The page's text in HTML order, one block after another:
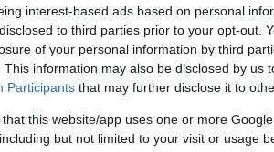
interest-based ads based on personal
to third parties prior to your opt-out.
of your personal information by third
This information may also be disclosed by us
Participants that may further disclose it to
that this website/app uses one or more
but not limited to your visit or usage
som 2022, men med en enda
för infanteri har jag